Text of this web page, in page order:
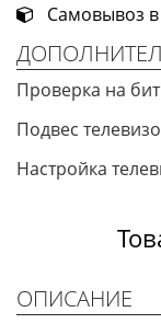
Самовывоз в
Проверка на
Подвес
Настройка
ОПИСАНИЕ